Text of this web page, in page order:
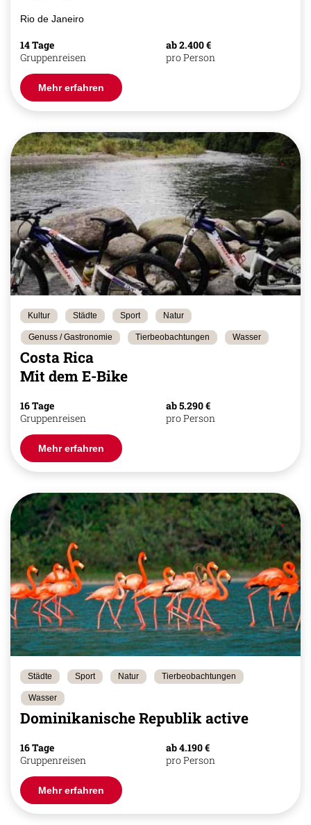
Rio de Janeiro
14 Tage
Gruppenreisen
ab 2.400 €
pro Person
Mehr erfahren
Kultur Städte Sport Natur
Genuss / Gastronomie Tierbeobachtungen Wasser
Costa Rica
Mit dem E-Bike
16 Tage
Gruppenreisen
ab 5.290 €
pro Person
Mehr erfahren
Städte Sport Natur Tierbeobachtungen
Wasser
Dominikanische Republik active
16 Tage
Gruppenreisen
ab 4.190 €
pro Person
Mehr erfahren